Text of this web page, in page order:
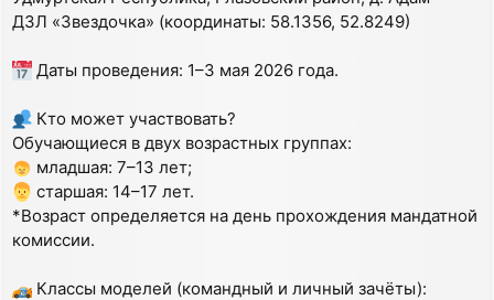
ДЗЛ «Звездочка» (координаты: 58.1356, 52.8249)
Даты проведения: 1–3 мая 2026 года.
Кто может участвовать?
Обучающиеся в двух возрастных группах:
младшая: 7–13 лет;
старшая: 14–17 лет.
*Возраст определяется на день прохождения мандатной
комиссии.
Классы моделей (командный и личный зачёты):